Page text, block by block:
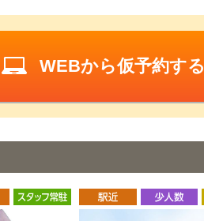
WEBから仮予約する